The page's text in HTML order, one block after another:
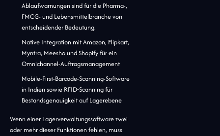
Ablaufwarnungen sind für die Pharma-,
FMCG- und Lebensmittelbranche von
entscheidender Bedeutung.
Native Integration mit Amazon, Flipkart,
Myntra, Meesho und Shopify für ein
Omnichannel-Auftragsmanagement
Mobile-First-Barcode-Scanning-Software
in Indien sowie RFID-Scanning für
Bestandsgenauigkeit auf Lagerebene
Wenn einer Lagerverwaltungssoftware zwei
oder mehr dieser Funktionen fehlen, muss